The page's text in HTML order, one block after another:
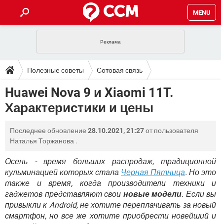
MENU
INSTAGRAM FACEBOOK
ИГРЫ WINDOWS 10
ВКОНТАКТЕ ВИДЕО
ПОЛЕЗНЫЕ СОВЕТЫ
TIKTOK TELEGRAM
WHATSAPP INSTAGRAM
FACEBOOK ИГРЫ
WINDOWS 10 ВКОНТАКТЕ
YANDEX
ЗАГРУЗКИ
TIKTOK TELEGRAM
FACEBOOK
WINDOWS 10 ВКОНТАКТЕ
ВИДЕО GOOGLE
YANDEX
ФОРУМ
TIKTOK TELEGRAM
FACEBOOK ИГРЫ
WINDOWS 10 ВКОНТАКТЕ
YANDEX
ЭНЦИКЛОПЕДИЯ
TIKTOK TELEGRAM
WHATSAPP INSTAGRAM
FACEBOOK ИГРЫ
WINDOWS 10 ВКОНТАКТЕ
Полезные советы Сотовая связь
Huawei Nova 9 и Xiaomi 11T.
Характеристики и цены
Последнее обновление 28.10.2021, 21:27от пользователя
Наталья Торжанова .
Осень - время больших распродаж, традиционной
кульминацией которых стала Черная Пятница. Но это
также и время, когда производители техники и
гаджетов представляют свои новые модели. Если вы
привыкли к Android, не хотите переплачивать за новый
смартфон, но все же хотите приобрести новейший и